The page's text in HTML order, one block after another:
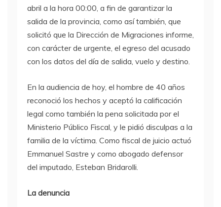
abril a la hora 00:00, a fin de garantizar la
salida de la provincia, como así también, que
solicitó que la Dirección de Migraciones informe,
con carácter de urgente, el egreso del acusado
con los datos del día de salida, vuelo y destino.
En la audiencia de hoy, el hombre de 40 años
reconoció los hechos y aceptó la calificación
legal como también la pena solicitada por el
Ministerio Público Fiscal, y le pidió disculpas a la
familia de la víctima. Como fiscal de juicio actuó
Emmanuel Sastre y como abogado defensor
del imputado, Esteban Bridarolli.
La denuncia